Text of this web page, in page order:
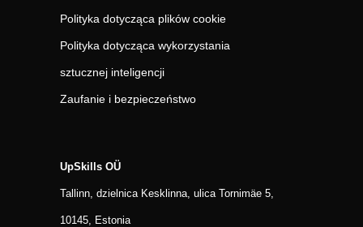
Polityka dotycząca plików cookie
Polityka dotycząca wykorzystania
sztucznej inteligencji
Zaufanie i bezpieczeństwo
UpSkills OÜ
Tallinn, dzielnica Kesklinna, ulica Tornimäe 5,
10145, Estonia